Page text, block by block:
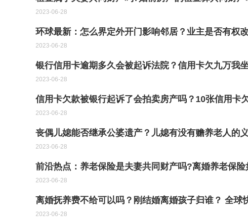
2023-06-28
环球最新：怎么界定外开门影响邻居？业主是否有权
2023-06-28
银行信用卡逾期多久会被起诉法院？信用卡欠九万我
2023-06-28
信用卡欠款被银行起诉了会拍卖房产吗？10张信用卡
2023-06-28
丧偶儿媳能否继承公婆遗产？儿媳有没有赡养老人的
2023-06-28
前沿热点：养老保险是夫妻共同财产吗?离婚养老保险
2023-06-28
离婚抚养费不给可以吗？刚结婚离婚孩子归谁？ 全球
2023-06-28